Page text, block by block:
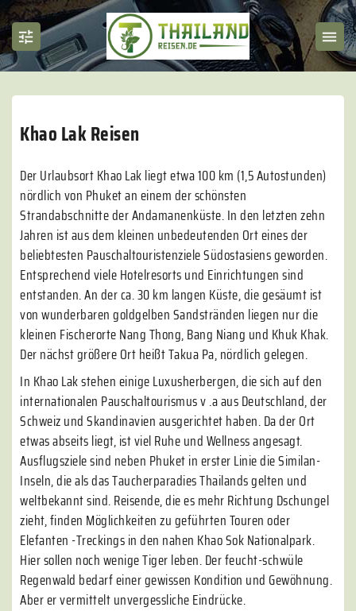
Khao Lak Reisen
Der Urlaubsort Khao Lak liegt etwa 100 km (1,5 Autostunden)
nördlich von Phuket an einem der schönsten
Strandabschnitte der Andamanenküste. In den letzten zehn
Jahren ist aus dem kleinen unbedeutenden Ort eines der
beliebtesten Pauschaltouristenziele Südostasiens geworden.
Entsprechend viele Hotelresorts und Einrichtungen sind
entstanden. An der ca. 30 km langen Küste, die gesäumt ist
von wunderbaren goldgelben Sandstränden liegen nur die
kleinen Fischerorte Nang Thong, Bang Niang und Khuk Khak.
Der nächst größere Ort heißt Takua Pa, nördlich gelegen.
In Khao Lak stehen einige Luxusherbergen, die sich auf den
internationalen Pauschaltourismus v .a aus Deutschland, der
Schweiz und Skandinavien ausgerichtet haben. Da der Ort
etwas abseits liegt, ist viel Ruhe und Wellness angesagt.
Ausflugsziele sind neben Phuket in erster Linie die Similan-
Inseln, die als das Taucherparadies Thailands gelten und
weltbekannt sind. Reisende, die es mehr Richtung Dschungel
zieht, finden Möglichkeiten zu geführten Touren oder
Elefanten -Treckings in den nahen Khao Sok Nationalpark.
Hier sollen noch wenige Tiger leben. Der feucht-schwüle
Regenwald bedarf einer gewissen Kondition und Gewöhnung.
Aber er vermittelt unvergessliche Eindrücke.